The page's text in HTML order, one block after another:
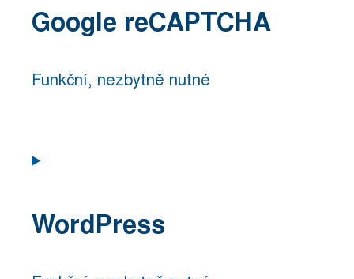
Google reCAPTCHA
Funkční, nezbytně nutné
Consent
google-
WordPress